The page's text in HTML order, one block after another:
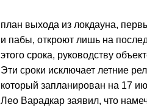
план выхода из локдауна,
и пабы, откроют лишь на
этого срока, руководству
Эти сроки исключает летние
который запланирован на 17
Лео Варадкар заявил, что